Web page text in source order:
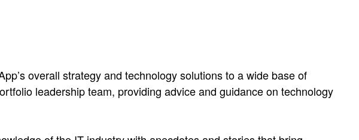
overall strategy and technology solutions to a wide base of
leadership team, providing advice and guidance on technology